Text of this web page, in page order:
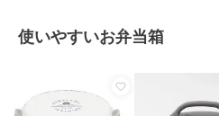
使いやすいお弁当箱